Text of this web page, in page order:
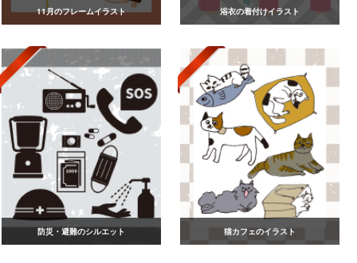
11月のフレームイラスト 浴衣の着付けイラスト
防災・避難のシルエット 猫カフェのイラスト